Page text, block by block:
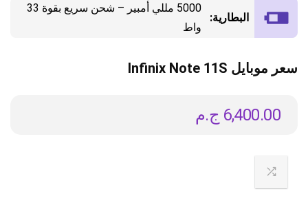
البطارية:
5000 مللي أمبير – شحن سريع بقوة 33
واط
سعر موبايل Infinix Note 11S
ج.م 6,400.00